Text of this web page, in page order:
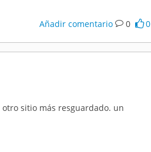
Añadir comentario 0 0
otro sitio más resguardado. un